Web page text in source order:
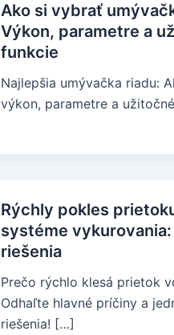
Ako si vybrať
Výkon, parametre a
funkcie
Najlepšia umývačka riadu:
výkon, parametre a
Rýchly pokles
systéme
riešenia
Prečo rýchlo klesá prietok
Odhaľte hlavné príčiny a
riešenia! […]